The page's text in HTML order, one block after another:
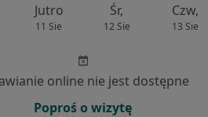
Jutro
11 Sie
Śr,
12 Sie
Czw,
13 Sie
online nie jest dostępne
Poproś o wizytę